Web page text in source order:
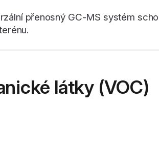
přenosný GC-MS systém
látky (VOC)